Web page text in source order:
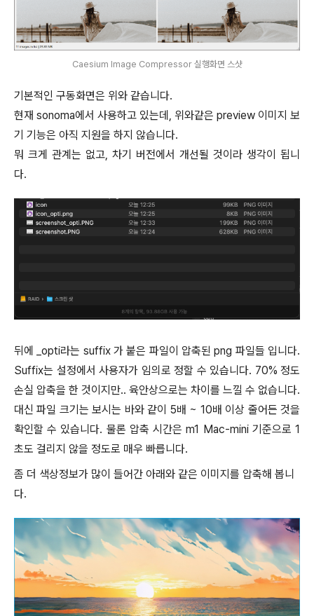
Caesium Image Compressor 실행화면 스샷
기본적인 구동화면은 위와 같습니다.
현재 sonoma에서 사용하고 있는데, 위와같은 preview 이미지 보
기 기능은 아직 지원을 하지 않습니다.
뭐 크게 관계는 없고, 차기 버전에서 개선될 것이라 생각이 됩니
다.
뒤에 _opti라는 suffix 가 붙은 파일이 압축된 png 파일들 입니다.
Suffix는 설정에서 사용자가 임의로 정할 수 있습니다. 70% 정도
손실 압축을 한 것이지만.. 육안상으로는 차이를 느낄 수 없습니다.
대신 파일 크기는 보시는 바와 같이 5배 ~ 10배 이상 줄어든 것을
확인할 수 있습니다. 물론 압축 시간은 m1 Mac-mini 기준으로 1
초도 걸리지 않을 정도로 매우 빠릅니다.
좀 더 색상정보가 많이 들어간 아래와 같은 이미지를 압축해 봅니
다.